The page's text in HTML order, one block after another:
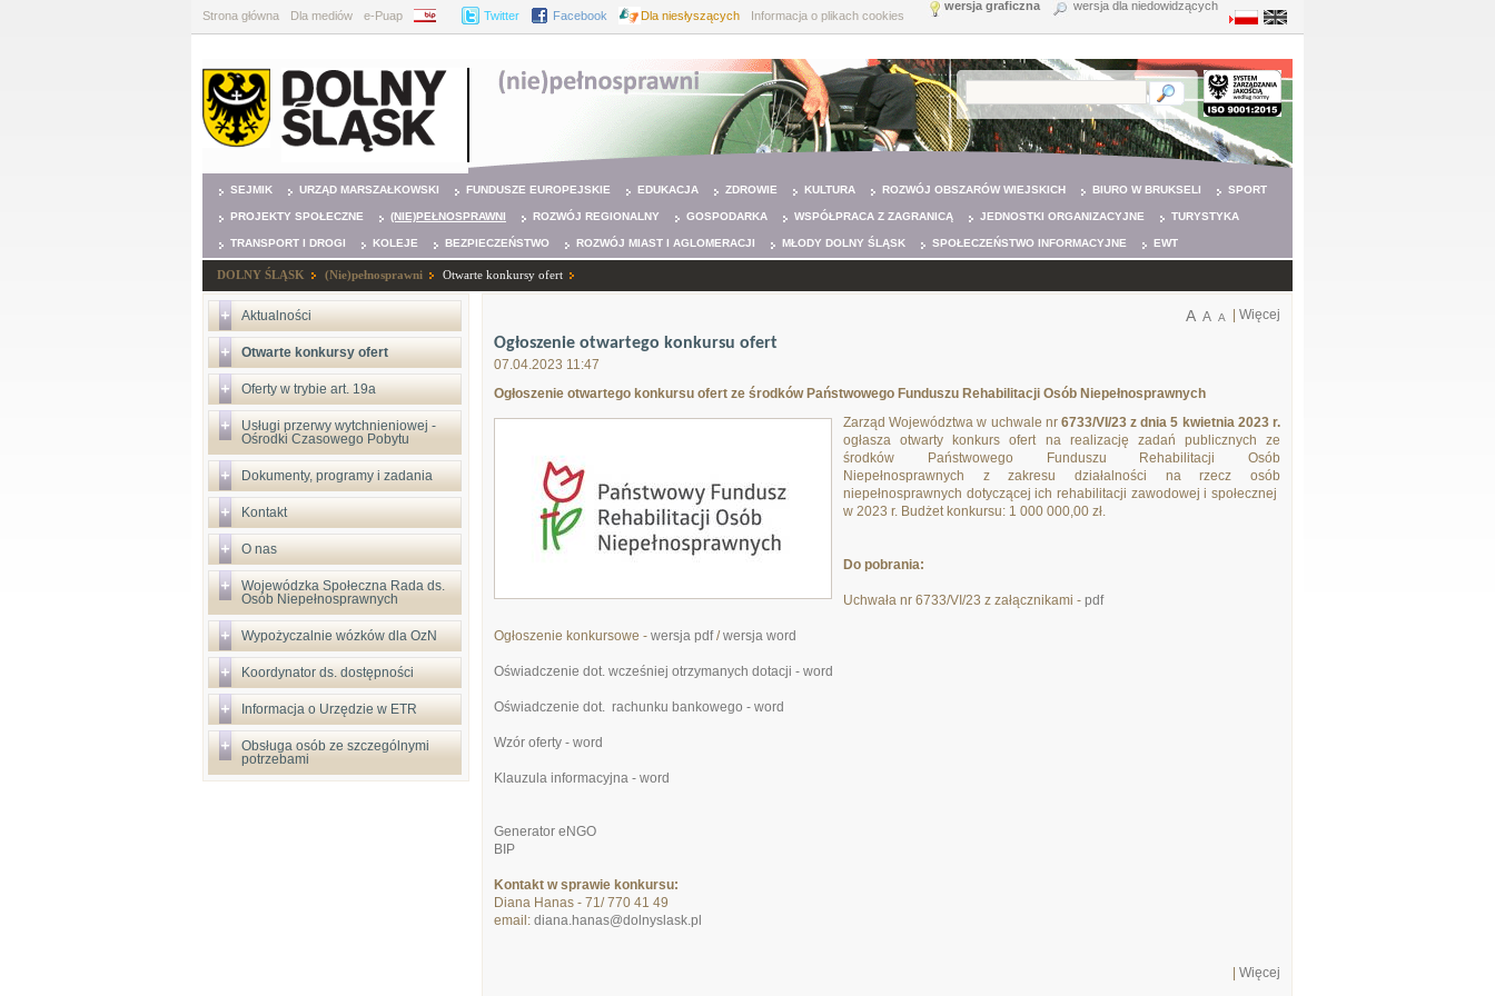
Strona główna Dla mediów e-Puap BIP Twitter Facebook Dla niesłyszących Informacja o plikach cookies
wersja graficzna wersja dla niedowidzących
SEJMIK URZĄD MARSZAŁKOWSKI FUNDUSZE EUROPEJSKIE EDUKACJA ZDROWIE KULTURA ROZWÓJ OBSZARÓW WIEJSKICH BIURO W BRUKSELI SPORT
PROJEKTY SPOŁECZNE (NIE)PEŁNOSPRAWNI ROZWÓJ REGIONALNY GOSPODARKA WSPÓŁPRACA Z ZAGRANICĄ JEDNOSTKI ORGANIZACYJNE TURYSTYKA
TRANSPORT I DROGI KOLEJE BEZPIECZEŃSTWO ROZWÓJ MIAST I AGLOMERACJI MŁODY DOLNY ŚLĄSK SPOŁECZEŃSTWO INFORMACYJNE EWT
DOLNY ŚLĄSK (Nie)pełnosprawni Otwarte konkursy ofert
Aktualności
Otwarte konkursy ofert
Oferty w trybie art. 19a
Usługi przerwy wytchnieniowej -
Ośrodki Czasowego Pobytu
Dokumenty, programy i zadania
Kontakt
O nas
Wojewódzka Społeczna Rada ds.
Osób Niepełnosprawnych
Wypożyczalnie wózków dla OzN
Koordynator ds. dostępności
Informacja o Urzędzie w ETR
Obsługa osób ze szczególnymi
potrzebami
Więcej
A A A
Ogłoszenie otwartego konkursu ofert
07.04.2023 11:47
Ogłoszenie otwartego konkursu ofert ze środków Państwowego Funduszu Rehabilitacji Osób Niepełnosprawnych
Zarząd Województwa w uchwale nr 6733/VI/23 z dnia 5 kwietnia 2023 r.
ogłasza otwarty konkurs ofert na realizację zadań publicznych ze
środków Państwowego Funduszu Rehabilitacji Osób
Niepełnosprawnych z zakresu działalności na rzecz osób
niepełnosprawnych dotyczącej ich rehabilitacji zawodowej i społecznej
w 2023 r. Budżet konkursu: 1 000 000,00 zł.
Do pobrania:
Uchwała nr 6733/VI/23 z załącznikami - pdf
Ogłoszenie konkursowe - wersja pdf/wersja word
Oświadczenie dot. wcześniej otrzymanych dotacji - word
Oświadczenie dot. rachunku bankowego - word
Wzór oferty - word
Klauzula informacyjna - word
Generator eNGO
BIP
Kontakt w sprawie konkursu:
Diana Hanas - 71/ 770 41 49
email: diana.hanas@dolnyslask.pl
Więcej